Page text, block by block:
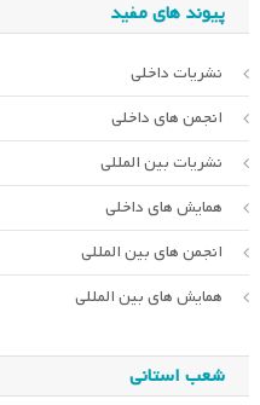
پیوند های مفید
نشریات داخلی
انجمن های داخلی
نشریات بین المللی
همایش های داخلی
انجمن های بین المللی
همایش های بین المللی
شعب استانی